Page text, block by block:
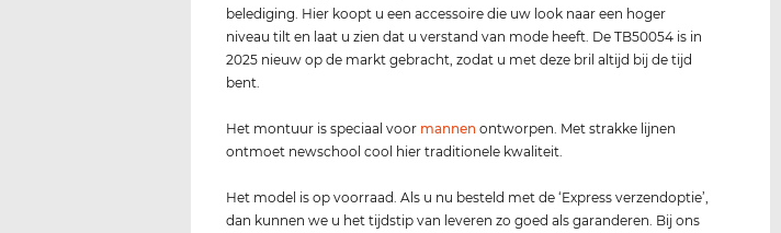
belediging. Hier koopt u een accessoire die uw look naar een hoger
niveau tilt en laat u zien dat u verstand van mode heeft. De TB50054 is in
2025 nieuw op de markt gebracht, zodat u met deze bril altijd bij de tijd
bent.
Het montuur is speciaal voor mannen ontworpen. Met strakke lijnen
ontmoet newschool cool hier traditionele kwaliteit.
Het model is op voorraad. Als u nu besteld met de ‘Express verzendoptie’,
dan kunnen we u het tijdstip van leveren zo goed als garanderen. Bij ons